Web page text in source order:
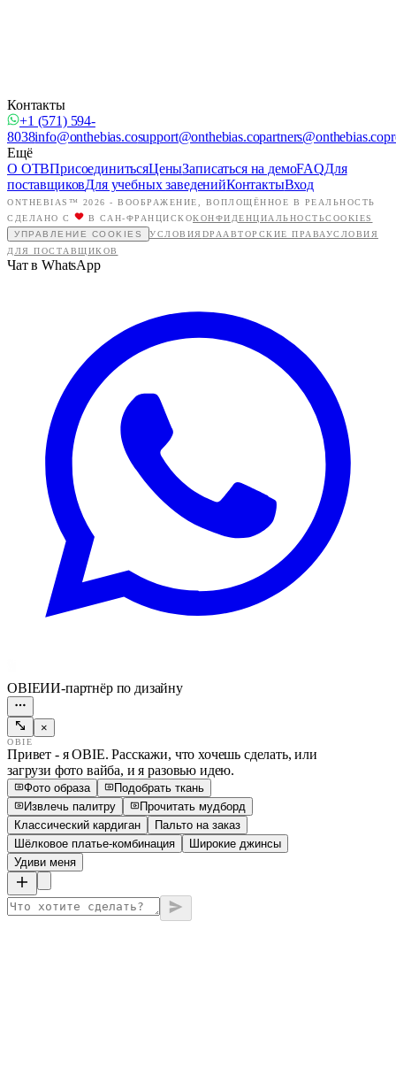
Контакты
+1 (571) 594-
8038info@onthebias.cosupport@onthebias.copartners@onthebias.co
Ещё
О OTBПрисоединитьсяЦеныЗаписаться на демоFAQДля
поставщиковДля учебных заведенийКонтактыВход
ONTHEBIAS™ 2026 - ВООБРАЖЕНИЕ, ВОПЛОЩЁННОЕ В РЕАЛЬНОСТЬ
СДЕЛАНО С
В САН-ФРАНЦИСКОКОНФИДЕНЦИАЛЬНОСТЬCOOKIES
УПРАВЛЕНИЕ COOKIES
УСЛОВИЯ DPA АВТОРСКИЕ ПРАВАУСЛОВИЯ
ДЛЯ ПОСТАВЩИКОВ
Чат в WhatsApp
OBIEИИ-партнёр по дизайну
×
OBIE
Привет - я OBIE. Расскажи, что хочешь сделать, или
загрузи фото вайба, и я разовью идею.
Фото образа
Подобрать ткань
Извлечь палитру
Прочитать мудборд
Классический кардиган
Пальто на заказ
Шёлковое платье-комбинация
Широкие джинсы
Удиви меня